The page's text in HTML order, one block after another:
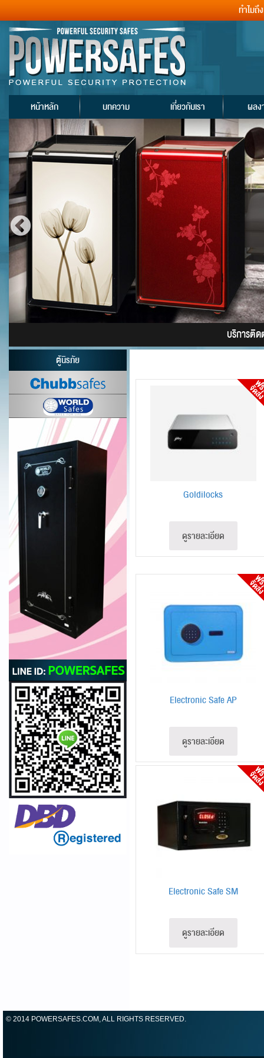
ทำไมถึ
หน้าหลัก บทความ เกี่ยวกับเรา ผลง
บริการติด
ตู้นิรภัย
Goldilocks
ดูรายละเอียด
Electronic Safe AP
ดูรายละเอียด
Electronic Safe SM
ดูรายละเอียด
© 2014 POWERSAFES.COM, ALL RIGHTS RESERVED.